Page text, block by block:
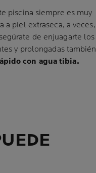
piscina siempre es muy
a piel extraseca, a veces,
de enjuagarte los
y prolongadas también
con agua tibia.